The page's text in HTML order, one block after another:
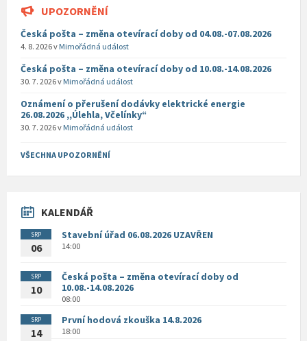
UPOZORNĚNÍ
Česká pošta – změna otevírací doby od 04.08.-07.08.2026
4. 8. 2026v Mimořádná událost
Česká pošta – změna otevírací doby od 10.08.-14.08.2026
30. 7. 2026v Mimořádná událost
Oznámení o přerušení dodávky elektrické energie
26.08.2026 ,,Úlehla, Včelínky“
30. 7. 2026v Mimořádná událost
VŠECHNA UPOZORNĚNÍ
KALENDÁŘ
SRP
06
Stavební úřad 06.08.2026 UZAVŘEN
14:00
SRP
10
Česká pošta – změna otevírací doby od
10.08.-14.08.2026
08:00
SRP
14
První hodová zkouška 14.8.2026
18:00